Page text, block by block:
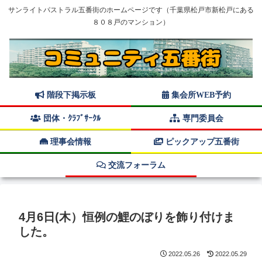
サンライトパストラル五番街のホームページです（千葉県松戸市新松戸にある
８０８戸のマンション）
階段下掲示板 集会所WEB予約
団体・ｸﾗﾌﾞｻｰｸﾙ 専門委員会
理事会情報 ピックアップ五番街
交流フォーラム
4月6日(木）恒例の鯉のぼりを飾り付けま
した。
2022.05.26 2022.05.29